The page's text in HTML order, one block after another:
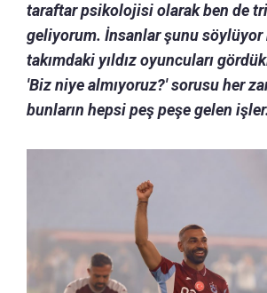
taraftar psikolojisi olarak ben de
geliyorum. İnsanlar şunu söylüyor
takımdaki yıldız oyuncuları
'Biz niye almıyoruz?' sorusu her
bunların hepsi peş peşe gelen